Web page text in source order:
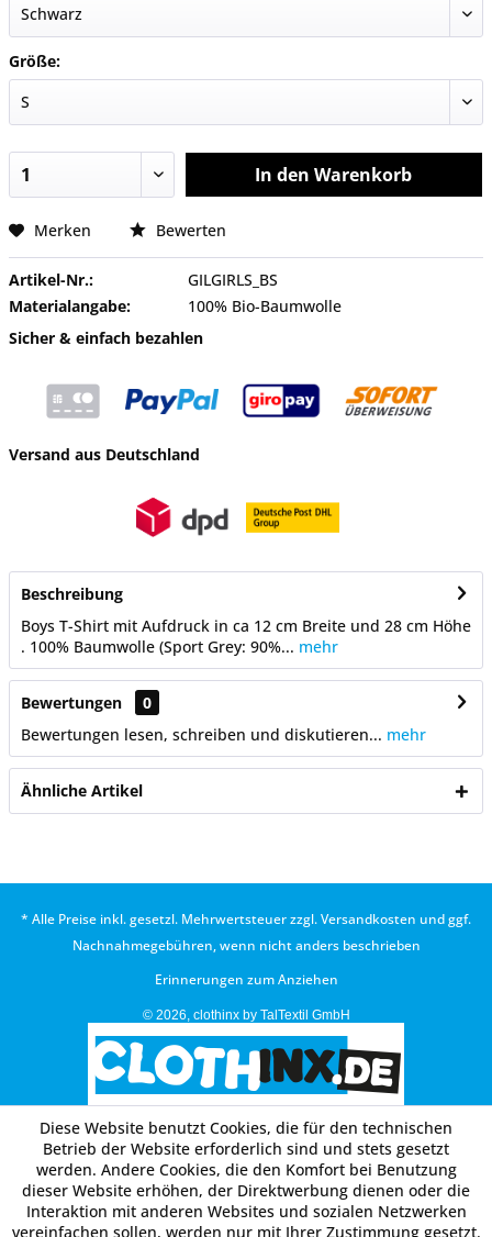
Größe:
In den Warenkorb
Merken Bewerten
Artikel-Nr.:
GILGIRLS_BS
Materialangabe:
100% Bio-Baumwolle
Sicher & einfach bezahlen
Versand aus Deutschland
Beschreibung
Boys T-Shirt mit Aufdruck in ca 12 cm Breite und 28 cm Höhe
. 100% Baumwolle (Sport Grey: 90%... mehr
Bewertungen
0
Bewertungen lesen, schreiben und diskutieren... mehr
Ähnliche Artikel
* Alle Preise inkl. gesetzl. Mehrwertsteuer zzgl.Versandkosten und ggf.
Nachnahmegebühren, wenn nicht anders beschrieben
Erinnerungen zum Anziehen
© 2026, clothinx by TalTextil GmbH
Diese Website benutzt Cookies, die für den technischen
Betrieb der Website erforderlich sind und stets gesetzt
werden. Andere Cookies, die den Komfort bei Benutzung
dieser Website erhöhen, der Direktwerbung dienen oder die
Interaktion mit anderen Websites und sozialen Netzwerken
vereinfachen sollen, werden nur mit Ihrer Zustimmung gesetzt.